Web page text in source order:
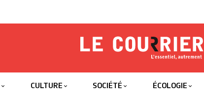
Le
CULTURE SOCIÉTÉ ÉCOLOGIE